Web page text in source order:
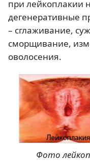
при лейкоплакии
дегенеративные
– сглаживание,
сморщивание,
оволосения.
Фото